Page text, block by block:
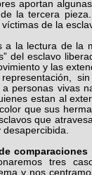
aportan
la tercera
de la
a la lectura de la
del esclavo
y las
personas vivas
estan al
que sus
que
tres
y nos